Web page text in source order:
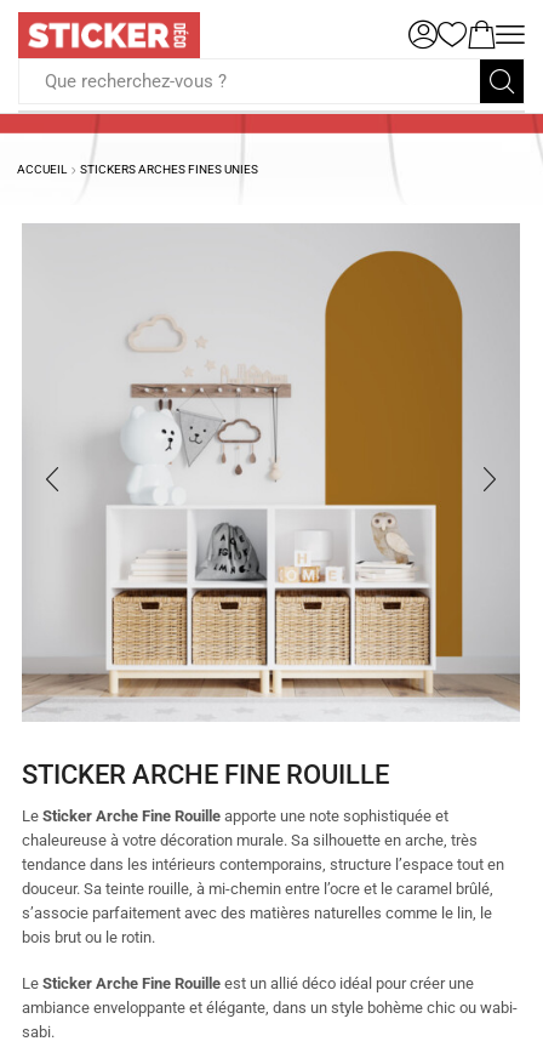
Que recherchez-vous ?
ACCUEIL STICKERS ARCHES FINES UNIES
STICKER ARCHE FINE ROUILLE
Le Sticker Arche Fine Rouille apporte une note sophistiquée et
chaleureuse à votre décoration murale. Sa silhouette en arche, très
tendance dans les intérieurs contemporains, structure l’espace tout en
douceur. Sa teinte rouille, à mi-chemin entre l’ocre et le caramel brûlé,
s’associe parfaitement avec des matières naturelles comme le lin, le
bois brut ou le rotin.
Le Sticker Arche Fine Rouille est un allié déco idéal pour créer une
ambiance enveloppante et élégante, dans un style bohème chic ou wabi-
sabi.